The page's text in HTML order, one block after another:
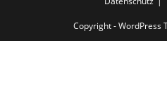
Copyright - WordPress